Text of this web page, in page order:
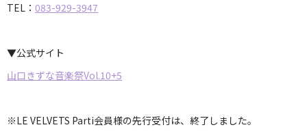
TEL： 083-929-3947
▼公式サイト
山口きずな音楽祭Vol.10+5
※LE VELVETS Parti会員様の先行受付は、終了しました。